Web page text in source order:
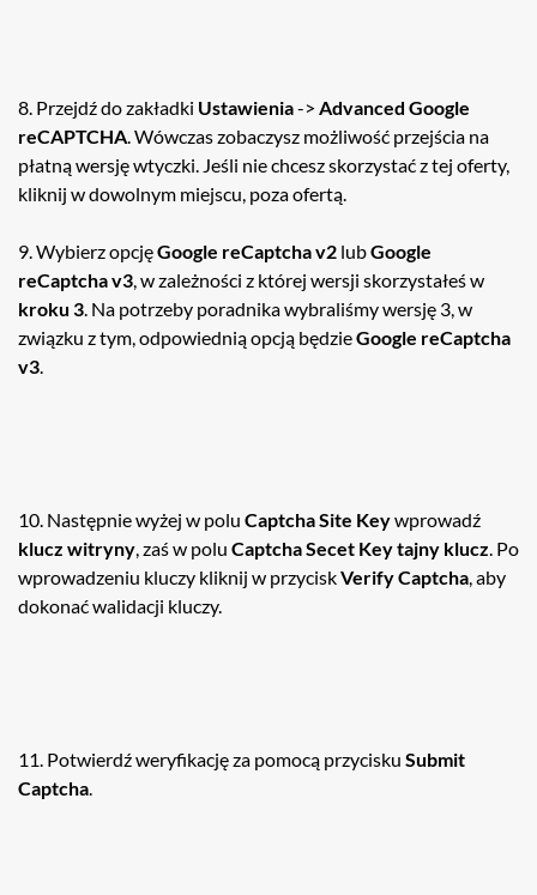
8. Przejdź do zakładki Ustawienia-> Advanced Google
reCAPTCHA. Wówczas zobaczysz możliwość przejścia na
płatną wersję wtyczki. Jeśli nie chcesz skorzystać z tej oferty,
kliknij w dowolnym miejscu, poza ofertą.
9. Wybierz opcjęGoogle reCaptcha v2 lubGoogle
reCaptcha v3, w zależności z której wersji skorzystałeś w
kroku 3. Na potrzeby poradnika wybraliśmy wersję 3, w
związku z tym, odpowiednią opcją będzieGoogle reCaptcha
v3.
10. Następnie wyżej w polu Captcha Site Keywprowadź
klucz witryny, zaś w polu Captcha Secet Key tajny klucz. Po
wprowadzeniu kluczy kliknij w przyciskVerify Captcha, aby
dokonać walidacji kluczy.
11. Potwierdź weryfikację za pomocą przycisku Submit
Captcha.